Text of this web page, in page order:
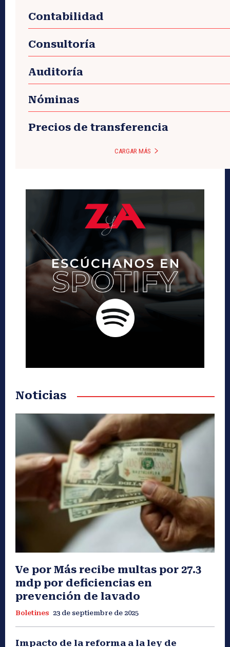
Contabilidad
Consultoría
Auditoría
Nóminas
Precios de transferencia
CARGAR MÁS
Noticias
Ve por Más recibe multas por 27.3
mdp por deficiencias en
prevención de lavado
Boletines 23 de septiembre de 2025
Impacto de la reforma a la ley de